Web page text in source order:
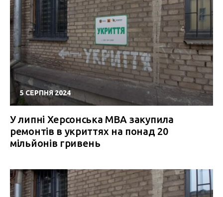
5 СЕРПНЯ 2024
У липні Херсонська МВА закупила
ремонтів в укриттях на понад 20
мільйонів гривень